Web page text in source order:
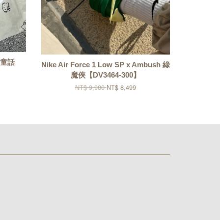
話
Nike Air Force 1 Low SP x Ambush 綠
魔俠【DV3464-300】
NT$ 9,980NT$ 8,499